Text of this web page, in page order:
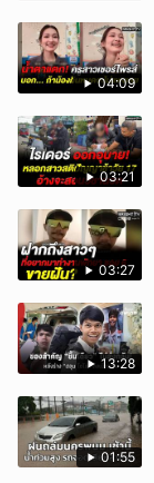
04:09
03:21
03:27
13:28
01:55